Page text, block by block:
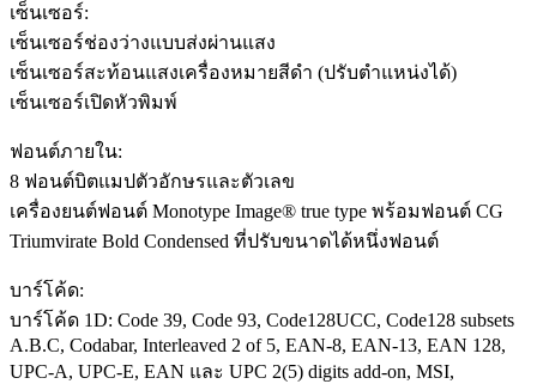
เซ็นเซอร์:
เซ็นเซอร์ช่องว่างแบบส่งผ่านแสง
เซ็นเซอร์สะท้อนแสงเครื่องหมายสีดำ (ปรับตำแหน่งได้)
เซ็นเซอร์เปิดหัวพิมพ์
ฟอนต์ภายใน:
8 ฟอนต์บิตแมปตัวอักษรและตัวเลข
เครื่องยนต์ฟอนต์ Monotype Image® true type พร้อมฟอนต์ CG
Triumvirate Bold Condensed ที่ปรับขนาดได้หนึ่งฟอนต์
บาร์โค้ด:
บาร์โค้ด 1D: Code 39, Code 93, Code128UCC, Code128 subsets
A.B.C, Codabar, Interleaved 2 of 5, EAN-8, EAN-13, EAN 128,
UPC-A, UPC-E, EAN และ UPC 2(5) digits add-on, MSI,